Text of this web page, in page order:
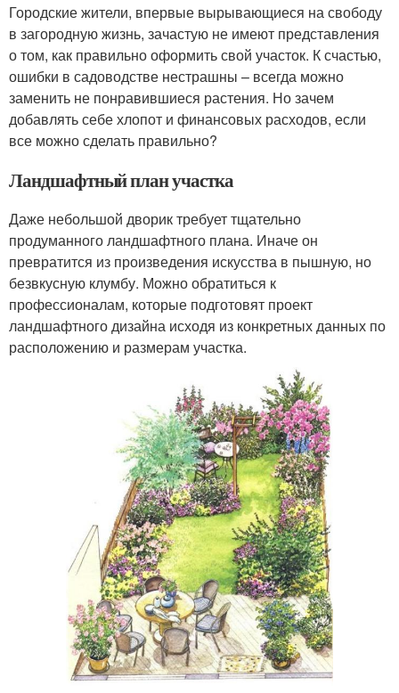
Городские жители, впервые вырывающиеся на свободу
в загородную жизнь, зачастую не имеют представления
о том, как правильно оформить свой участок. К счастью,
ошибки в садоводстве нестрашны – всегда можно
заменить не понравившиеся растения. Но зачем
добавлять себе хлопот и финансовых расходов, если
все можно сделать правильно?
Ландшафтный план участка
Даже небольшой дворик требует тщательно
продуманного ландшафтного плана. Иначе он
превратится из произведения искусства в пышную, но
безвкусную клумбу. Можно обратиться к
профессионалам, которые подготовят проект
ландшафтного дизайна исходя из конкретных данных по
расположению и размерам участка.